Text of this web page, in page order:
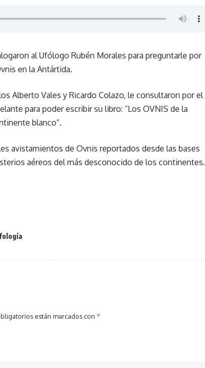
al Ufólogo Rubén Morales para preguntarle por
en la Antártida.
Alberto Vales y Ricardo Colazo, le consultaron por el
para poder escribir su libro: “Los OVNIS de la
blanco”.
avistamientos de Ovnis reportados desde las bases
aéreos del más desconocido de los continentes.
están marcados con *